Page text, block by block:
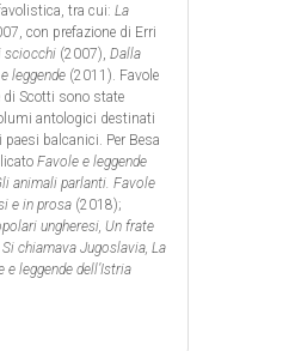
tra cui: La
con prefazione di Erri
sciocchi (2007), Dalla
leggende (2011). Favole
di Scotti sono state
antologici destinati
balcanici. Per Besa
Favole e leggende
animali parlanti. Favole
e in prosa (2018);
ungheresi, Un frate
Si chiamava Jugoslavia, La
leggende dell’Istria